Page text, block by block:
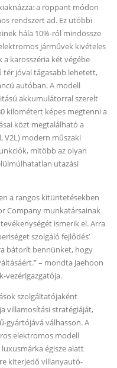
a roppant módon
rendszert ad. Ez utóbbi
hála 10%-ról mindössze
járművek kivételes
karosszéria két végébe
tér jóval tágasabb lehetett,
autóban. A modell
akkumulátorral szerelt
kilométert képes megtenni a
közt megtalálható a
V2L) modern műszaki
mitöbb az olyan
utazási
a rangos kitüntetésekben
Company munkatársainak
ismerik el. Arra
szolgáló fejlődés’
bátorít bennünket, hogy
– mondta Jaehoon
vezérigazgatója.
szolgáltatójaként
villamosítási stratégiáját,
gyártójává válhasson. A
elektromos modell
égisze alatt
kiterjedő villanyautó-